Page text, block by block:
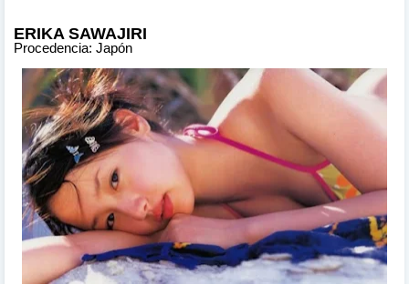
ERIKA SAWAJIRI
Procedencia: Japón